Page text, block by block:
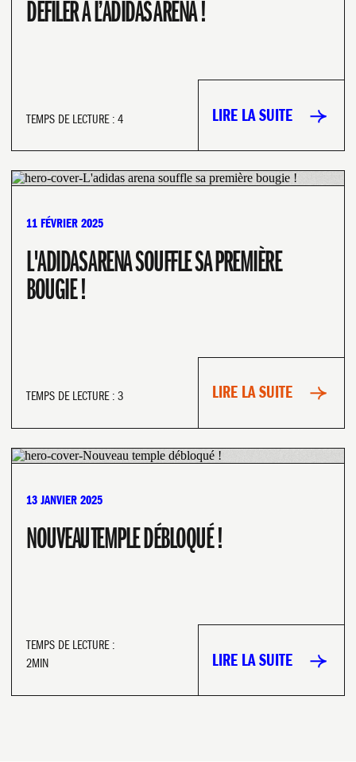
BUSINESS
DÉFILER À L’ADIDAS ARENA !
TEMPS DE LECTURE : 4 LIRE LA SUITE
11 FÉVRIER 2025
L'ADIDAS ARENA SOUFFLE SA PREMIÈRE
BOUGIE !
TEMPS DE LECTURE : 3 LIRE LA SUITE
13 JANVIER 2025
NOUVEAU TEMPLE DÉBLOQUÉ !
TEMPS DE LECTURE :
2MIN
LIRE LA SUITE